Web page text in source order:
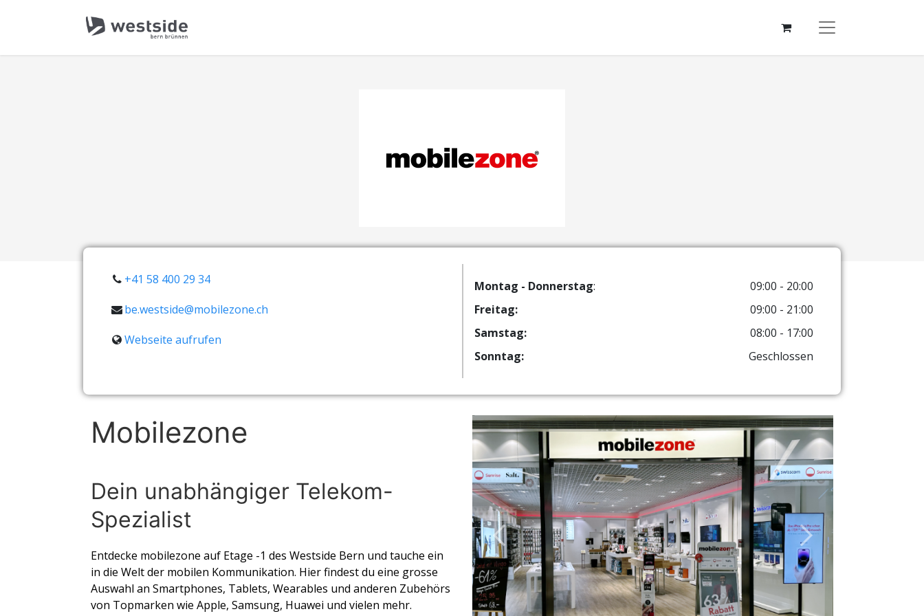
+41 58 400 29 34
be.westside@mobilezone.ch
Webseite aufrufen
Montag - Donnerstag:
09:00 - 20:00
Freitag:
09:00 - 21:00
Samstag:
08:00 - 17:00
Sonntag:
Geschlossen
Mobilezone
Dein unabhängiger Telekom-
Spezialist
Entdecke mobilezone auf Etage -1 des Westside Bern und tauche ein
in die Welt der mobilen Kommunikation. Hier findest du eine grosse
Auswahl an Smartphones, Tablets, Wearables und anderen Zubehörs
von Topmarken wie Apple, Samsung, Huawei und vielen mehr.